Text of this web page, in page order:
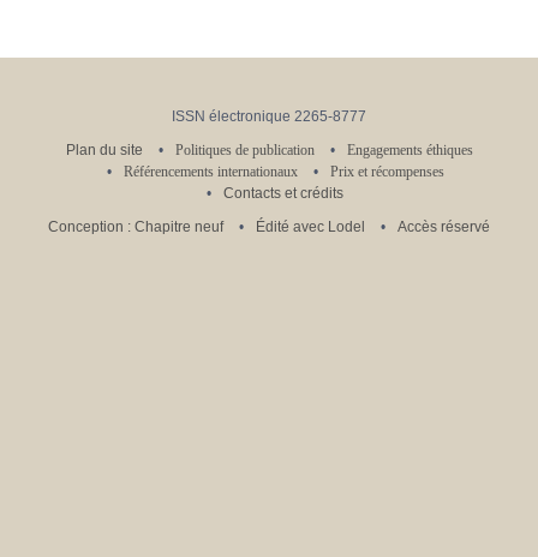
ISSN électronique 2265-8777
Plan du site
Politiques de publication
Engagements éthiques
Référencements internationaux
Prix et récompenses
Contacts et crédits
Conception : Chapitre neuf
Édité avec Lodel Accès réservé